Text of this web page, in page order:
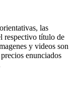
las
respectivo título de
y videos son
enunciados